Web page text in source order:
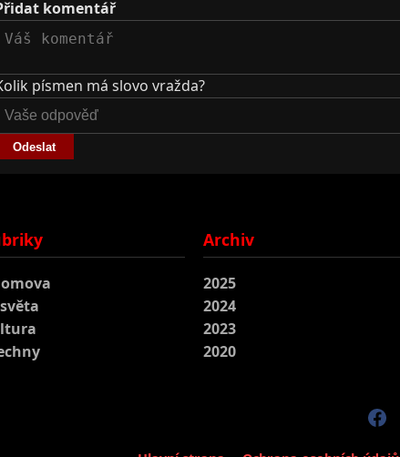
komentář
písmen má slovo vražda?
Odeslat
Archiv
2025
2024
2023
2020